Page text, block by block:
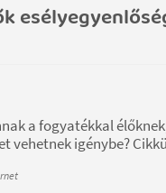
a fogyatékkal
vehetnek igénybe?